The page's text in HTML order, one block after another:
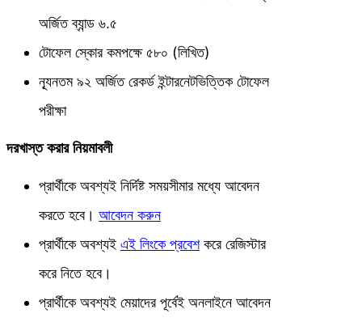
অর্জিত ব্যান্ড ৬.৫
টোফেল স্কোর কমপক্ষে ৫৮০ (লিখিত)
ন্যূনতম ৯২ অর্জিত রেকর্ড ইন্টারনেটভিত্তিক টোফেল
পরীক্ষা
দরখাস্ত করার নিয়মাবলী
প্রার্থীকে অবশ্যই নির্দিষ্ট সময়সীমার মধ্যে আবেদন
করতে হবে। আবেদন করুন
প্রার্থীকে অবশ্যইএই লিংকে প্রবেশকরে রেজিস্টার
করে নিতে হবে।
প্রার্থীকে অবশ্যই মেয়াদের পূর্বেই অনলাইনে আবেদন